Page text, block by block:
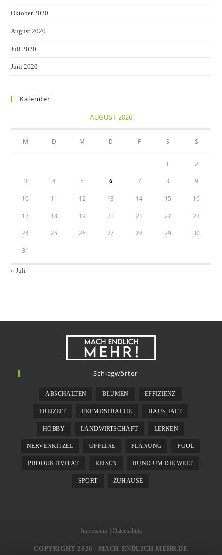
Oktober 2020
August 2020
Juli 2020
Juni 2020
Kalender
AUGUST 2026
M D M D F S S
1 2
3 4 5 6 7 8 9
10 11 12 13 14 15 16
17 18 19 20 21 22 23
24 25 26 27 28 29 30
31
« Juli
Schlagwörter
ABSCHALTEN BLUMEN EFFIZIENZ
FREIZEIT FREMDSPRACHE HAUSHALT
HOBBY LANDWIRTSCHAFT LERNEN
NERVENKITZEL OFFLINE PLANUNG POOL
PRODUKTIVITÄT REISEN RUND UM DIE WELT
SPORT ZUHAUSE
Impressum Datenschutz
COPYRIGHT 2026 - MACH-ENDLICH-MEHR.DE